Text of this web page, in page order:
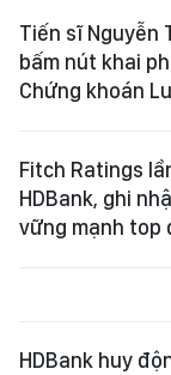
Tiến sĩ Nguyễn
bấm nút khai
Chứng khoán
Fitch Ratings
HDBank, ghi
vững mạnh top
HDBank huy